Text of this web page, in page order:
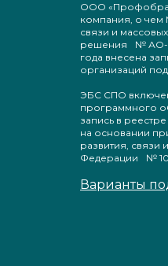
ООО
компания, о чем
связи и
решения № АО-
года внесена
организаций
ЭБС СПО
программного
запись в
на основании
развития, связи
Федерации №
Варианты